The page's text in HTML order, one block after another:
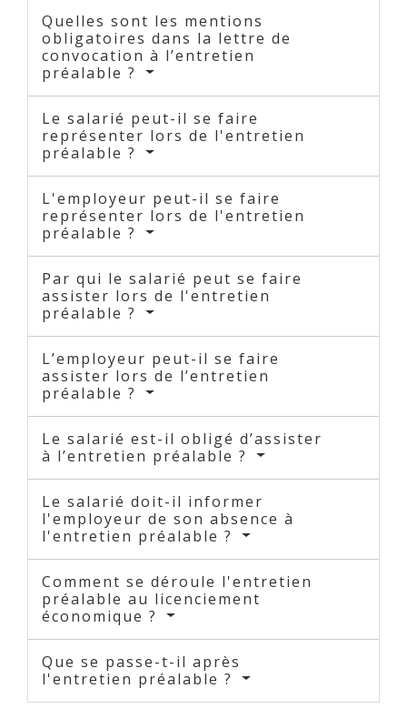
Quelles sont les mentions
obligatoires dans la lettre de
convocation à l’entretien
préalable ?
Le salarié peut-il se faire
représenter lors de l'entretien
préalable ?
L'employeur peut-il se faire
représenter lors de l'entretien
préalable ?
Par qui le salarié peut se faire
assister lors de l'entretien
préalable ?
L’employeur peut-il se faire
assister lors de l’entretien
préalable ?
Le salarié est-il obligé d’assister
à l’entretien préalable ?
Le salarié doit-il informer
l'employeur de son absence à
l'entretien préalable ?
Comment se déroule l'entretien
préalable au licenciement
économique ?
Que se passe-t-il après
l'entretien préalable ?